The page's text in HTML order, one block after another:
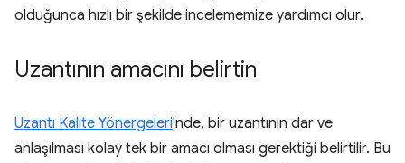
olduğunca hızlı bir şekilde incelememize yardımcı olur.
Uzantının amacını belirtin
Uzantı Kalite Yönergeleri'nde, bir uzantının dar ve
anlaşılması kolay tek bir amacı olması gerektiği belirtilir. Bu